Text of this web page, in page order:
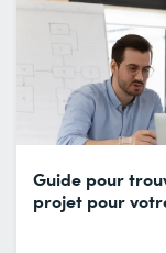
Guide pour
projet pour